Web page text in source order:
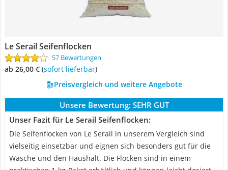
Le Serail Seifenflocken
57 Bewertungen
ab 26,00 € ( Sofort lieferbar)
Preisvergleich und weitere Angebote
Unsere Bewertung: SEHR GUT
Unser Fazit für Le Serail Seifenflocken:
Die Seifenflocken von Le Serail in unserem Vergleich sind
vielseitig einsetzbar und eignen sich besonders gut für die
Wäsche und den Haushalt. Die Flocken sind in einem